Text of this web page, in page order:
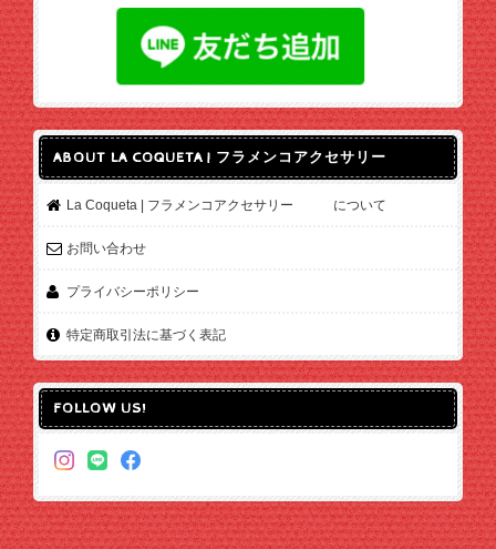
ABOUT LA COQUETA | フラメンコアクセサリー
La Coqueta | フラメンコアクセサリー について
お問い合わせ
プライバシーポリシー
特定商取引法に基づく表記
FOLLOW US!